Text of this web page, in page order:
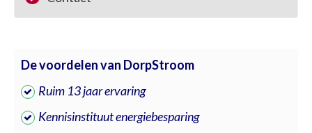
De voordelen van DorpStroom
Ruim 13 jaar ervaring
Kennisinstituut energiebesparing